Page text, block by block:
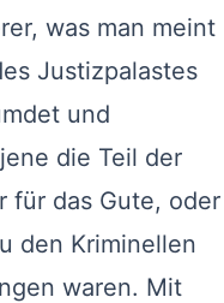
was man meint
Justizpalastes
und
die Teil der
für das Gute, oder
den Kriminellen
waren. Mit